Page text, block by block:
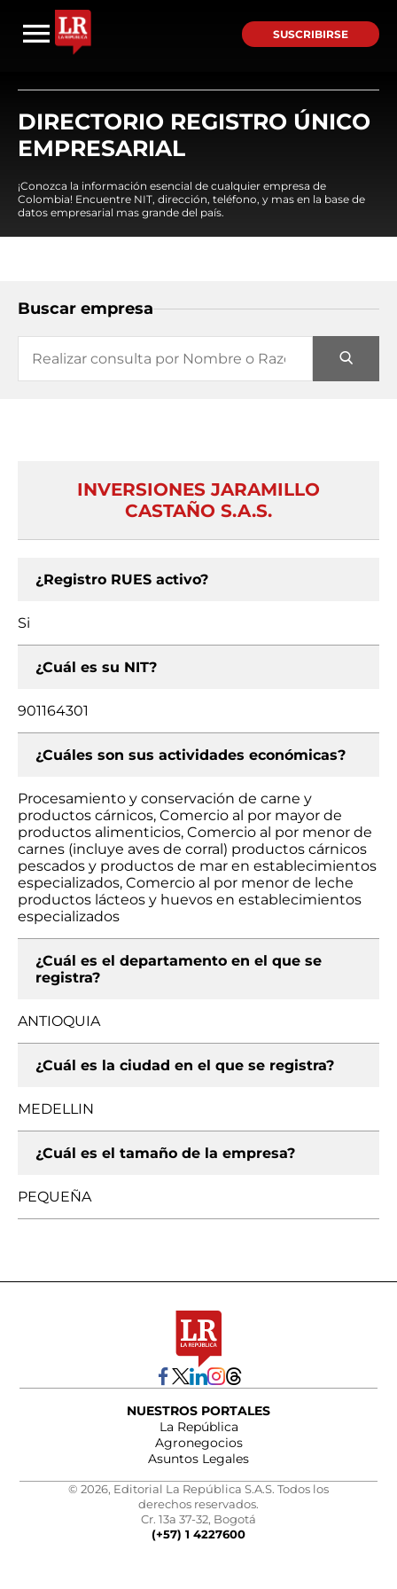
SUSCRIBIRSE
DIRECTORIO REGISTRO ÚNICO
EMPRESARIAL
¡Conozca la información esencial de cualquier empresa de
Colombia! Encuentre NIT, dirección, teléfono, y mas en la base de
datos empresarial mas grande del país.
Buscar empresa
INVERSIONES JARAMILLO
CASTAÑO S.A.S.
¿Registro RUES activo?
Si
¿Cuál es su NIT?
901164301
¿Cuáles son sus actividades económicas?
Procesamiento y conservación de carne y
productos cárnicos, Comercio al por mayor de
productos alimenticios, Comercio al por menor de
carnes (incluye aves de corral) productos cárnicos
pescados y productos de mar en establecimientos
especializados, Comercio al por menor de leche
productos lácteos y huevos en establecimientos
especializados
¿Cuál es el departamento en el que se
registra?
ANTIOQUIA
¿Cuál es la ciudad en el que se registra?
MEDELLIN
¿Cuál es el tamaño de la empresa?
PEQUEÑA
NUESTROS PORTALES
La República
Agronegocios
Asuntos Legales
© 2026, Editorial La República S.A.S. Todos los
derechos reservados.
Cr. 13a 37-32, Bogotá
(+57) 1 4227600